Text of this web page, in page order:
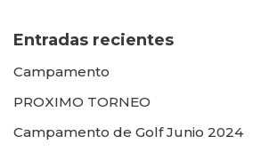
Entradas recientes
Campamento
PROXIMO TORNEO
Campamento de Golf Junio 2024